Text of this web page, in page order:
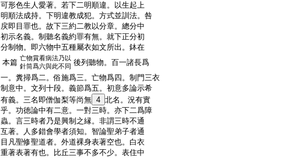
可形色生人愛著。若下二明順違。以生起上
明順法成持。下明違教成犯。方式並訓法。咎
戻即目罪也。故下三約二教以分章。總分中
初示名義。制聽名義約罪有無。就下正分初
分制物。即六物中五種屬衣如文所出。鉢在
本篇 亡物賞看病法乃以
針筒爲六與此不同 後列聽物。百一諸長爲
一。糞掃爲二。俗施爲三。亡物爲四。制門三衣
制意中。文列十段。義節爲五。初意多論示希
有義。三名即僧伽梨等尚無 4 北名。況有實
乎。功徳論中有二意。一對三時。亦下二爲障
蟲。言三時者乃是興制之縁。非謂三時不通
互著。人多錯會學者須知。智論聖弟子者通
目凡聖修聖道者。外道裸身表著空也。白衣
重著表著有也。比丘三事不多不少。表住中